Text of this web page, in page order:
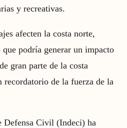
y recreativas.
afecten la costa norte,
podría generar un impacto
gran parte de la costa
recordatorio de la fuerza de la
Defensa Civil (Indeci) ha